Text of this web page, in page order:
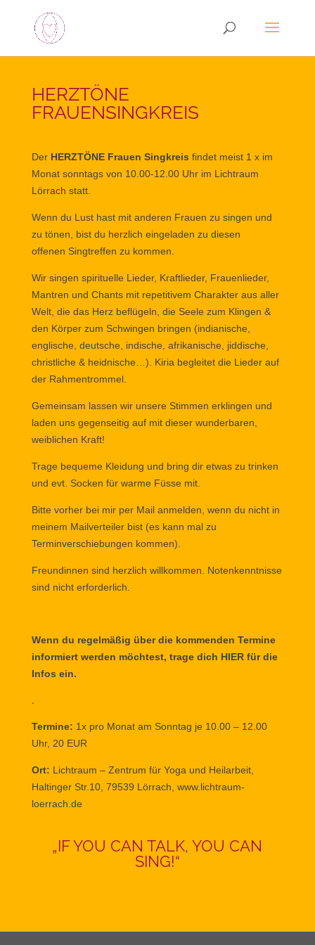
HERZTÖNE
FRAUENSINGKREIS
Der HERZTÖNE Frauen Singkreis findet meist 1 x im
Monat sonntags von 10.00-12.00 Uhr im Lichtraum
Lörrach statt.
Wenn du Lust hast mit anderen Frauen zu singen und
zu tönen, bist du herzlich eingeladen zu diesen
offenen Singtreffen zu kommen.
Wir singen spirituelle Lieder, Kraftlieder, Frauenlieder,
Mantren und Chants mit repetitivem Charakter aus aller
Welt, die das Herz beflügeln, die Seele zum Klingen &
den Körper zum Schwingen bringen (indianische,
englische, deutsche, indische, afrikanische, jiddische,
christliche & heidnische…). Kiria begleitet die Lieder auf
der Rahmentrommel.
Gemeinsam lassen wir unsere Stimmen erklingen und
laden uns gegenseitig auf mit dieser wunderbaren,
weiblichen Kraft!
Trage bequeme Kleidung und bring dir etwas zu trinken
und evt. Socken für warme Füsse mit.
Bitte vorher bei mir per Mail anmelden , wenn du nicht in
meinem Mailverteiler bist (es kann mal zu
Terminverschiebungen kommen).
Freundinnen sind herzlich willkommen. Notenkenntnisse
sind nicht erforderlich.
Wenn du regelmäßig über die kommenden Termine
informiert werden möchtest, trage dich HIER für die
Infos ein.
.
Termine: 1x pro Monat am Sonntag je 10.00 – 12.00
Uhr, 20 EUR
Ort: Lichtraum – Zentrum für Yoga und Heilarbeit,
Haltinger Str.10, 79539 Lörrach, www.lichtraum-
loerrach.de
„IF YOU CAN TALK, YOU CAN
SING!“